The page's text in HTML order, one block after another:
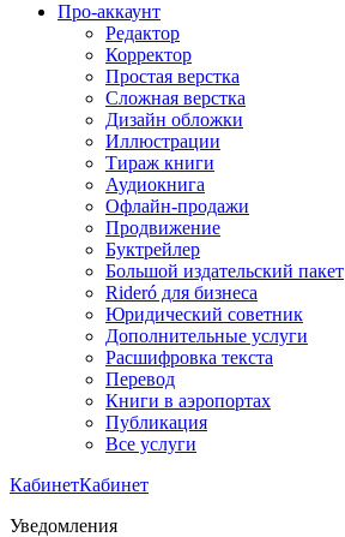
Про-аккаунт
Редактор
Корректор
Простая верстка
Сложная верстка
Дизайн обложки
Иллюстрации
Тираж книги
Аудиокнига
Офлайн-продажи
Продвижение
Буктрейлер
Большой издательский пакет
Rideró для бизнеса
Юридический советник
Дополнительные услуги
Расшифровка текста
Перевод
Книги в аэропортах
Публикация
Все услуги
КабинетКабинет
Уведомления